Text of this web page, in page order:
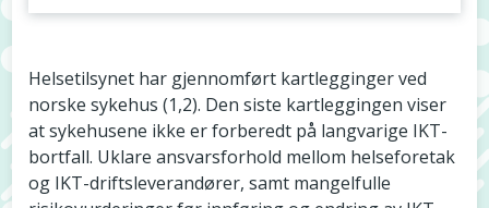
Helsetilsynet har gjennomført kartlegginger ved
norske sykehus (1,2). Den siste kartleggingen viser
at sykehusene ikke er forberedt på langvarige IKT-
bortfall. Uklare ansvarsforhold mellom helseforetak
og IKT-driftsleverandører, samt mangelfulle